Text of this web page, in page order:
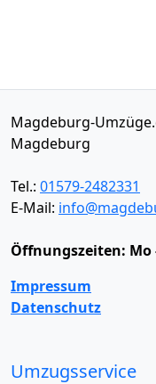
Magdeburg-
Magdeburg
Tel.: 01579-2482331
E-Mail:
Öffnungszeiten: Mo
Impressum
Datenschutz
Umzugsservice